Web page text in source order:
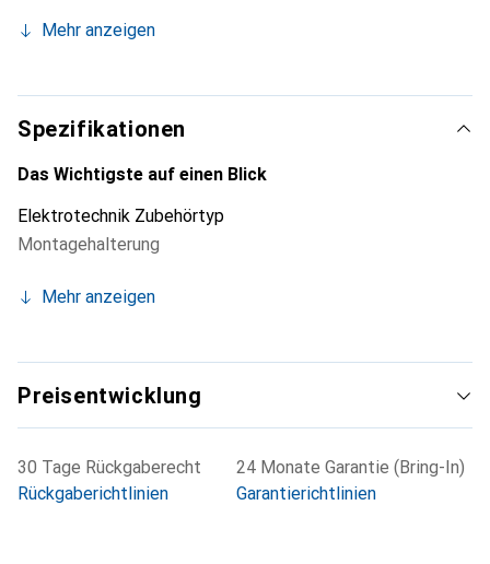
Mehr anzeigen
Spezifikationen
Das Wichtigste auf einen Blick
Elektrotechnik Zubehörtyp
Montagehalterung
Mehr anzeigen
Preisentwicklung
30 Tage Rückgaberecht
Rückgaberichtlinien
24 Monate Garantie (Bring-In)
Garantierichtlinien